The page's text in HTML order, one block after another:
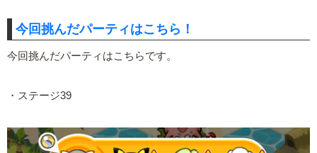
今回挑んだパーティはこちら！
今回挑んだパーティはこちらです。
・ステージ39